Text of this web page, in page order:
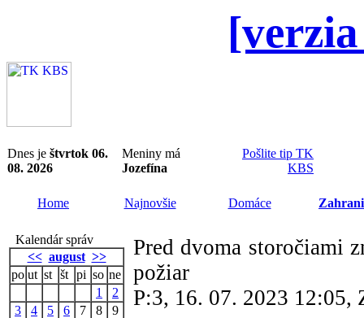
Dnes je štvrtok 06.
08. 2026
Meniny má
Jozefína
Pošlite tip TK
KBS
Home Najnovšie Domáce
Kalendár správ
<< august >>
po ut st št pi so ne
1
2
3
4 5 6 7 8
9
Pred dvoma storočiami
požiar
P:3, 16. 07. 2023 12:05,